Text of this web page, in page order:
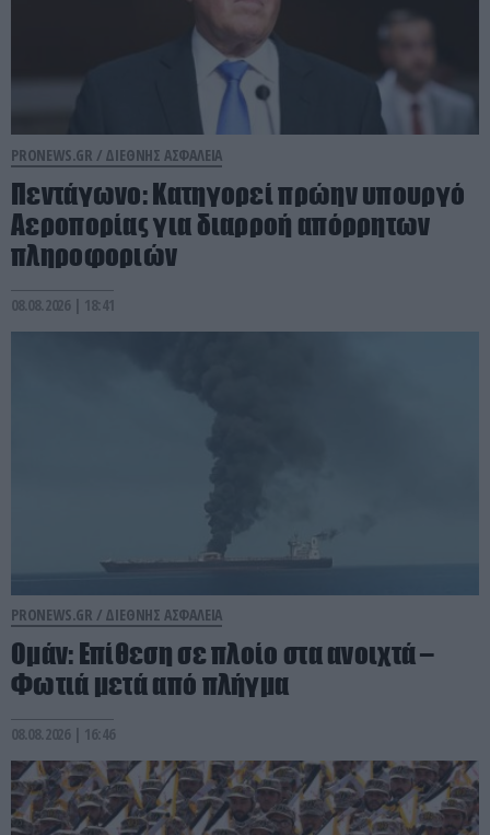
PRONEWS.GR / ΔΙΕΘΝΗΣ ΑΣΦΑΛΕΙΑ
Πεντάγωνο: Κατηγορεί πρώην υπουργό
Αεροπορίας για διαρροή απόρρητων
πληροφοριών
08.08.2026 | 18:41
PRONEWS.GR / ΔΙΕΘΝΗΣ ΑΣΦΑΛΕΙΑ
Ομάν: Επίθεση σε πλοίο στα ανοιχτά –
Φωτιά μετά από πλήγμα
08.08.2026 | 16:46